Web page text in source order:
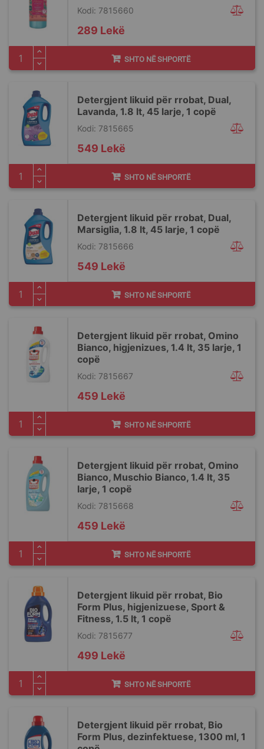
Kodi: 7815660
289 Lekë
SHTO NË SHPORTË
Detergjent likuid për rrobat, Dual,
Lavanda, 1.8 lt, 45 larje, 1 copë
Kodi: 7815665
549 Lekë
SHTO NË SHPORTË
Detergjent likuid për rrobat, Dual,
Marsiglia, 1.8 lt, 45 larje, 1 copë
Kodi: 7815666
549 Lekë
SHTO NË SHPORTË
Detergjent likuid për rrobat, Omino
Bianco, higjenizues, 1.4 lt, 35 larje, 1
copë
Kodi: 7815667
459 Lekë
SHTO NË SHPORTË
Detergjent likuid për rrobat, Omino
Bianco, Muschio Bianco, 1.4 lt, 35
larje, 1 copë
Kodi: 7815668
459 Lekë
SHTO NË SHPORTË
Detergjent likuid për rrobat, Bio
Form Plus, higjenizuese, Sport &
Fitness, 1.5 lt, 1 copë
Kodi: 7815677
499 Lekë
SHTO NË SHPORTË
Detergjent likuid për rrobat, Bio
Form Plus, dezinfektuese, 1300 ml, 1